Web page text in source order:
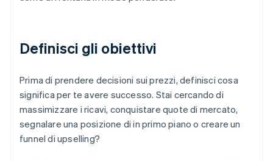
Definisci gli obiettivi
Prima di prendere decisioni sui prezzi, definisci cosa
significa per te avere successo. Stai cercando di
massimizzare i ricavi, conquistare quote di mercato,
segnalare una posizione di in primo piano o creare un
funnel di upselling?